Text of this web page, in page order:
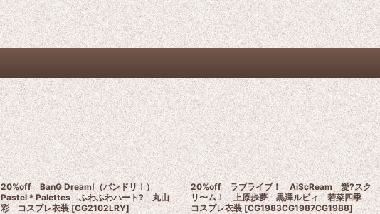
20%off BanG Dream!（バンドリ！）
Pastel＊Palettes ふわふわハート? 丸山
彩 コスプレ衣装 [CG2102LRY]
20%off ラブライブ！ AiScReam 愛?スク
リ〜ム！ 上原歩夢 黒澤ルビィ 若菜四季
コスプレ衣装 [CG1983CG1987CG1988]